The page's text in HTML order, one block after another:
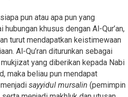
pun atau apa pun yang
hubungan khusus dengan Al-Qur’an,
turut mendapatkan keistimewaan
Al-Qu’ran diturunkan sebagai
yang diberikan kepada Nabi
maka beliau pun mendapat
sayyidul mursalin (pemimpin